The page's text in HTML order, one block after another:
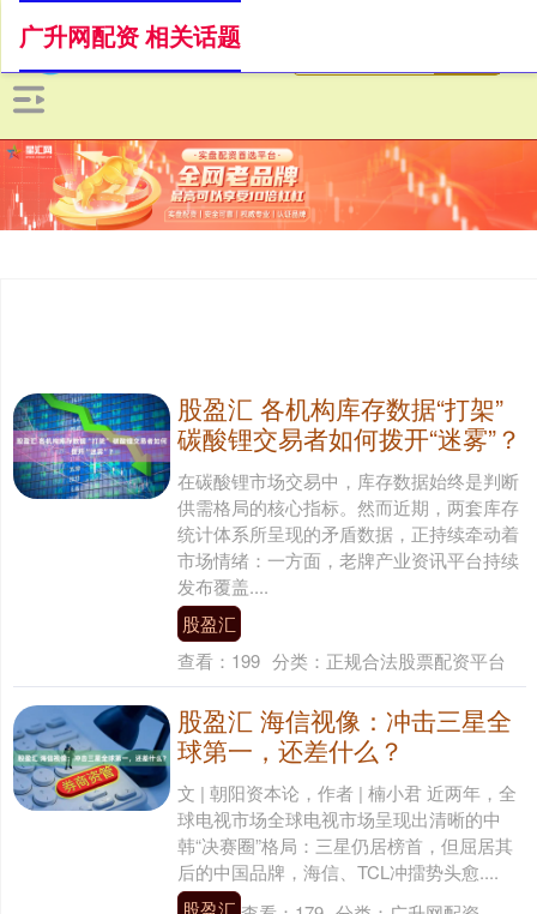
广升网配资 相关话题
股盈汇 各机构库存数据“打架”
碳酸锂交易者如何拨开“迷雾”？
在碳酸锂市场交易中，库存数据始终是判断
供需格局的核心指标。然而近期，两套库存
统计体系所呈现的矛盾数据，正持续牵动着
市场情绪：一方面，老牌产业资讯平台持续
发布覆盖....
股盈汇
查看： 199 分类： 正规合法股票配资平台
股盈汇 海信视像：冲击三星全
球第一，还差什么？
文 | 朝阳资本论，作者 | 楠小君 近两年，全
球电视市场全球电视市场呈现出清晰的中
韩“决赛圈”格局：三星仍居榜首，但屈居其
后的中国品牌，海信、TCL冲擂势头愈....